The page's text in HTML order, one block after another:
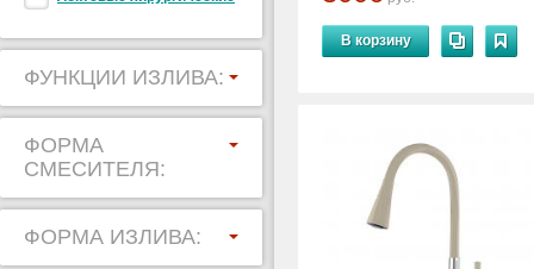
ФУНКЦИИ ИЗЛИВА:
ФОРМА
СМЕСИТЕЛЯ:
ФОРМА ИЗЛИВА:
В корзину